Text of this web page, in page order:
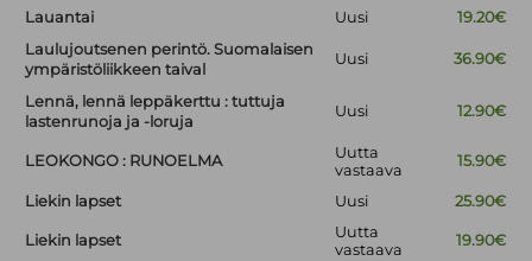
Lauantai
Uusi
19.20€
Laulujoutsenen perintö. Suomalaisen
ympäristöliikkeen taival
Uusi 36.90€
Lennä, lennä leppäkerttu : tuttuja
lastenrunoja ja -loruja
Uusi 12.90€
LEOKONGO : RUNOELMA
Uutta
vastaava
15.90€
Liekin lapset Uusi 25.90€
Liekin lapset
Uutta
vastaava
19.90€